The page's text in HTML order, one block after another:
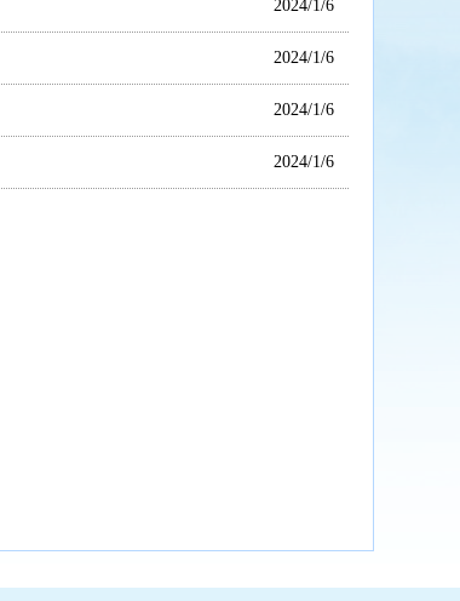
2024/1/6
2024/1/6
2024/1/6
2024/1/6